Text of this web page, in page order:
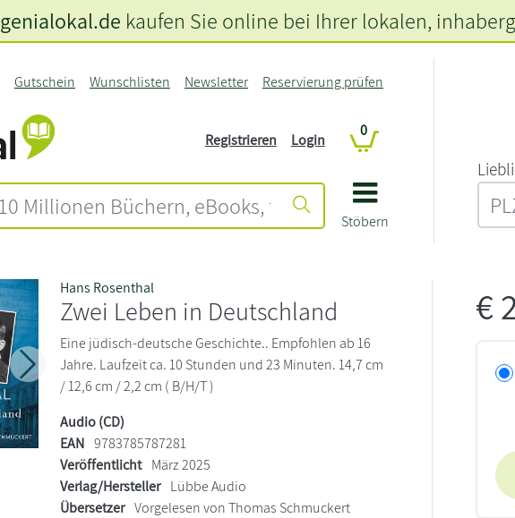
Stöbern
Gutschein Wunschlisten Newsletter Reservierung prüfen
Registrieren Login
0
genialokal.de kaufen Sie online bei Ihrer lokalen,
Weiter
Hans Rosenthal
Zwei Leben in Deutschland
Eine jüdisch-deutsche Geschichte.. Empfohlen ab 16
Jahre. Laufzeit ca. 10 Stunden und 23 Minuten. 14,7 cm
/ 12,6 cm / 2,2 cm ( B/H/T )
Audio (CD)
EAN 9783785787281
Veröffentlicht März 2025
Verlag/Hersteller Lübbe Audio
Übersetzer Vorgelesen von Thomas Schmuckert
€